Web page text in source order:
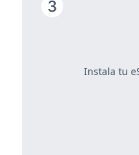
Instala tu